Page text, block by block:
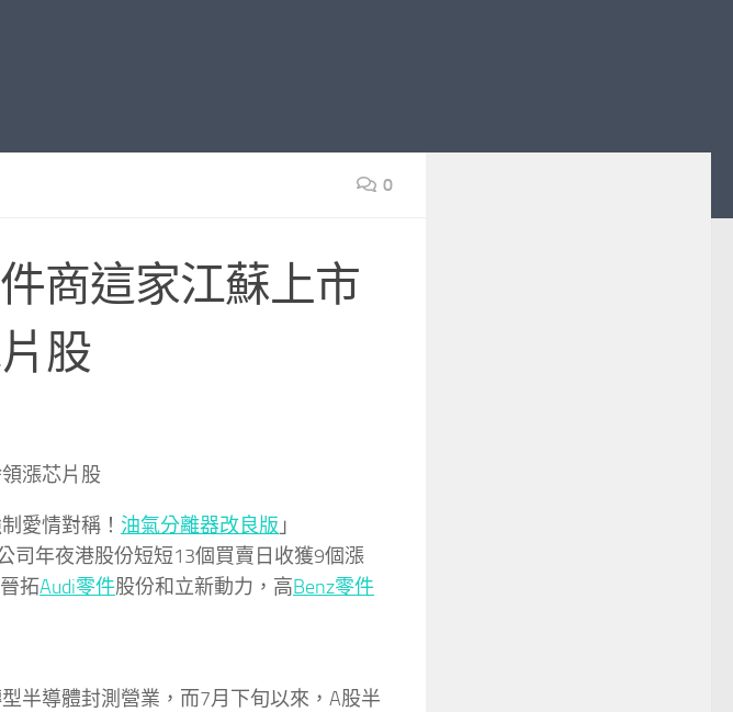
0
商這家江蘇上市
股
漲芯片股
愛情對稱！ 油氣分離器改良版 」
司年夜港股份短短13個買賣日收獲9個漲
拓Audi零件股份和立新動力，高Benz零件
半導體封測營業，而7月下旬以來，A股半